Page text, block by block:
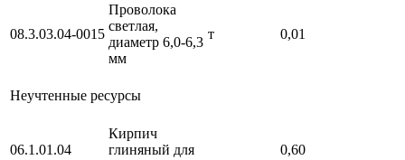
08.3.03.04-0015
Проволока
светлая,
диаметр 6,0-6,3
мм
т 0,01
Неучтенные ресурсы
06.1.01.04
Кирпич
глиняный для
0,60